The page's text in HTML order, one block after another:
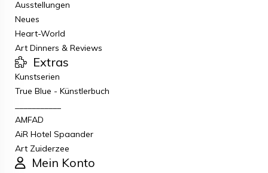
Ausstellungen
Neues
Heart-World
Art Dinners & Reviews
Extras
Kunstserien
True Blue - Künstlerbuch
AMFAD
AiR Hotel Spaander
Art Zuiderzee
Mein Konto